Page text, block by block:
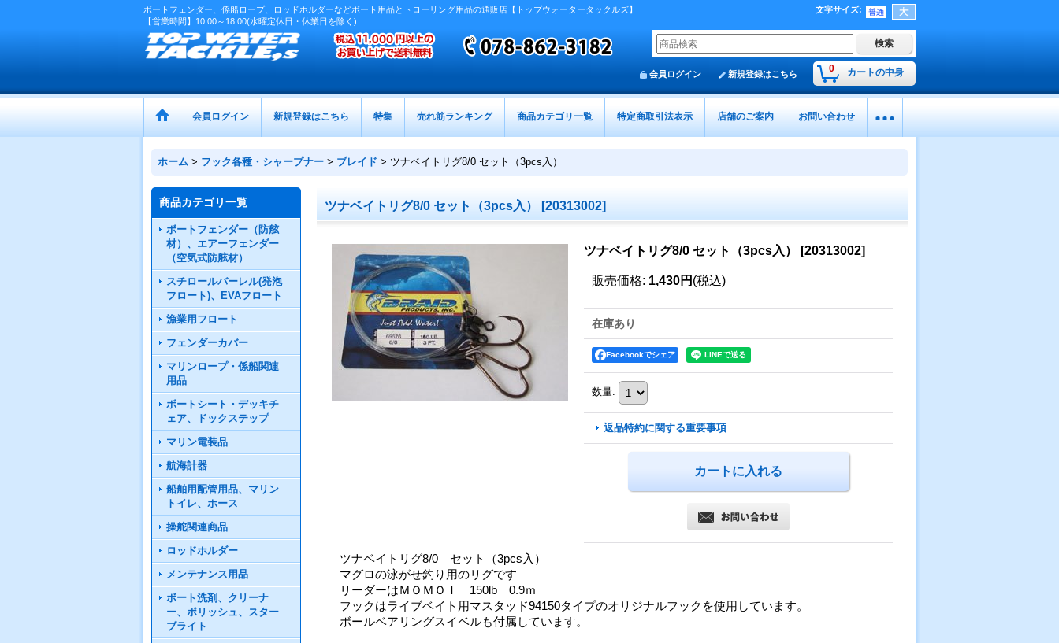
ボートフェンダー、係船ロープ、ロッドホルダーなどボート用品とトローリング用品の通販店【トップウォータータックルズ】
【営業時間】10:00～18:00(水曜定休日・休業日を除く)
文字サイズ:
0 カートの中身
会員ログイン 新規登録はこちら
会員ログイン 新規登録はこちら 特集 売れ筋ランキング 商品カテゴリ一覧 特定商取引法表示 店舗のご案内 お問い合わせ
ホーム > フック各種・シャープナー > ブレイド > ツナベイトリグ8/0 セット（3pcs入）
商品カテゴリ一覧
ボートフェンダー（防舷
材）、エアーフェンダー
（空気式防舷材）
スチロールバーレル(発泡
フロート)、EVAフロート
漁業用フロート
フェンダーカバー
マリンロープ・係船関連
用品
ボートシート・デッキチ
ェア、ドックステップ
マリン電装品
航海計器
船舶用配管用品、マリン
トイレ、ホース
操舵関連商品
ロッドホルダー
メンテナンス用品
ボート洗剤、クリーナ
ー、ポリッシュ、スター
ブライト
ツナベイトリグ8/0 セット（3pcs入） [20313002]
ツナベイトリグ8/0 セット（3pcs入） [20313002]
販売価格: 1,430円 (税込)
在庫あり
Facebookでシェア
数量:
返品特約に関する重要事項
ツナベイトリグ8/0 セット（3pcs入）
マグロの泳がせ釣り用のリグです
リーダーはＭＯＭＯＩ 150lb 0.9ｍ
フックはライブベイト用マスタッド94150タイプのオリジナルフックを使用しています。
ボールベアリングスイベルも付属しています。